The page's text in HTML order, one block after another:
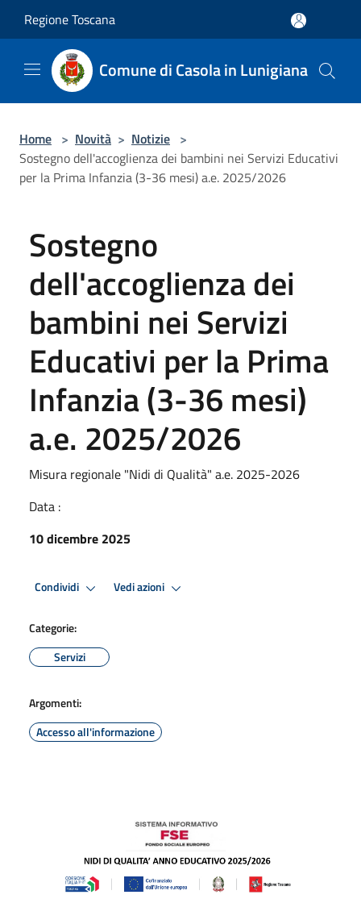
Regione Toscana
Comune di Casola in Lunigiana
Home > Novità > Notizie >
Sostegno dell'accoglienza dei bambini nei Servizi Educativi
per la Prima Infanzia (3-36 mesi) a.e. 2025/2026
Sostegno
dell'accoglienza dei
bambini nei Servizi
Educativi per la Prima
Infanzia (3-36 mesi)
a.e. 2025/2026
Misura regionale "Nidi di Qualità" a.e. 2025-2026
Data :
10 dicembre 2025
Condividi Vedi azioni
Categorie:
Servizi
Argomenti:
Accesso all'informazione